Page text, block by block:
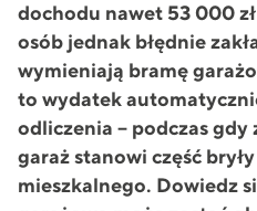
dochodu nawet 53 000
osób jednak błędnie
wymieniają bramę
to wydatek
odliczenia – podczas gdy
garaż stanowi część
mieszkalnego. Dowiedz